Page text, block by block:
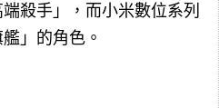
殺手」，而小米數位系列
」的角色。